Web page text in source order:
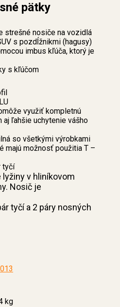
pätky
strešné nosiče na vozidlá
s pozdĺžnikmi (hagusy)
imbus kľúča, ktorý je
s kľúčom
využiť kompletnú
ľahšie uchytenie vášho
so všetkými výrobkami
majú možnosť použitia T –
tyčí
lyžiny v hliníkovom
Nosič je
tyčí a 2 páry nosných
kg